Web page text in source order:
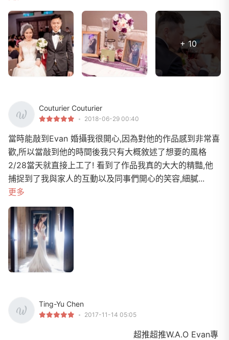
+ 10
Couturier Couturier
2018-06-29 00:40
當時能敲到Evan 婚攝我很開心,因為對他的作品感到非常喜
歡,所以當敲到他的時間後我只有大概敘述了想要的風格
2/28當天就直接上工了! 看到了作品我真的大大的精豔,他
捕捉到了我與家人的互動以及同事們開心的笑容,細膩...
更多
Ting-Yu Chen
2017-11-14 05:05
超推超推W.A.O Evan專